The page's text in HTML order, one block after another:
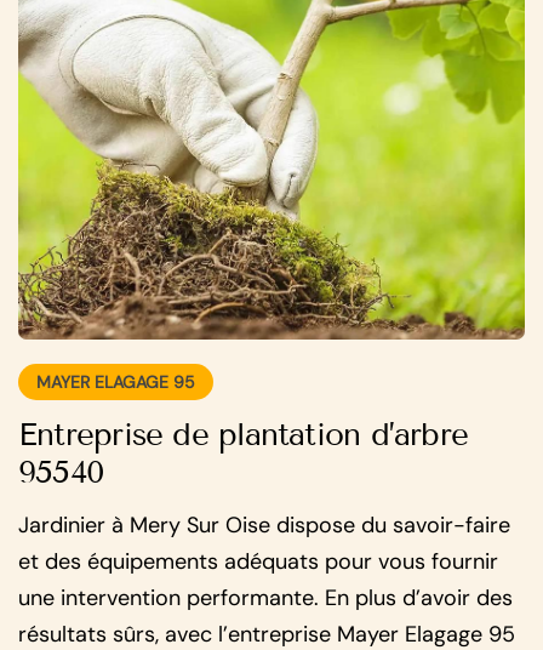
MAYER ELAGAGE 95
Entreprise de plantation d’arbre
95540
Jardinier à Mery Sur Oise dispose du savoir-faire
et des équipements adéquats pour vous fournir
une intervention performante. En plus d’avoir des
résultats sûrs, avec l’entreprise Mayer Elagage 95